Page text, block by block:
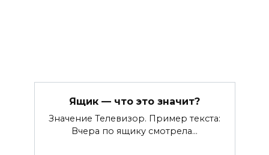
Ящик — что это значит?
Значение Телевизор. Пример текста:
Вчера по ящику смотрела…